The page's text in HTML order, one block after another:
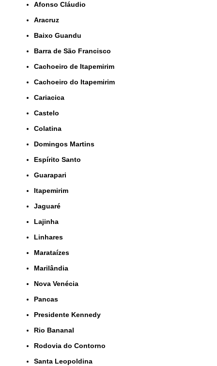
Afonso Cláudio
Aracruz
Baixo Guandu
Barra de São Francisco
Cachoeiro de Itapemirim
Cachoeiro do Itapemirim
Cariacica
Castelo
Colatina
Domingos Martins
Espírito Santo
Guarapari
Itapemirim
Jaguaré
Lajinha
Linhares
Marataízes
Marilândia
Nova Venécia
Pancas
Presidente Kennedy
Rio Bananal
Rodovia do Contorno
Santa Leopoldina